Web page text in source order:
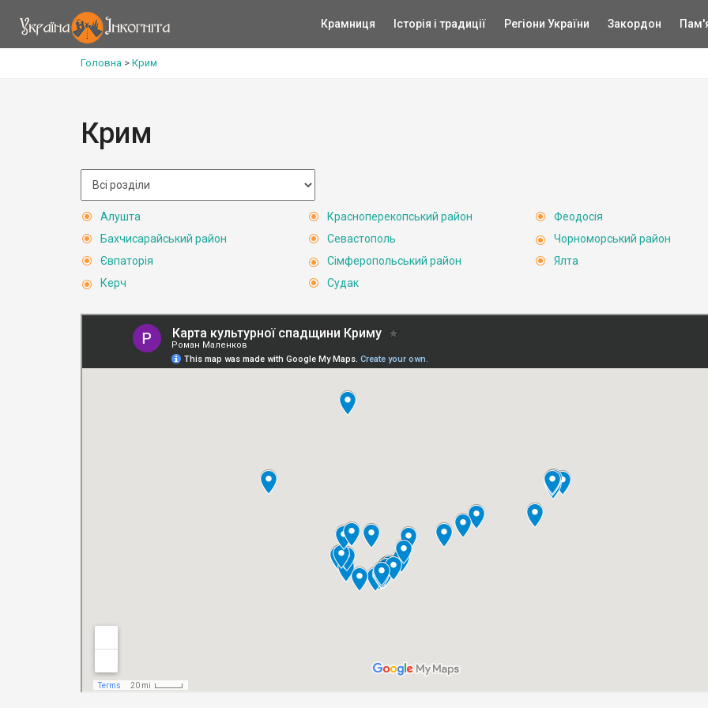
Крамниця Історія і традиції Регіони України Закордон
Головна > Крим
Крим
Алушта
Бахчисарайський район
Євпаторія
Керч
Красноперекопський район
Севастополь
Сімферопольський район
Судак
Феодосія
Чорноморський район
Ялта